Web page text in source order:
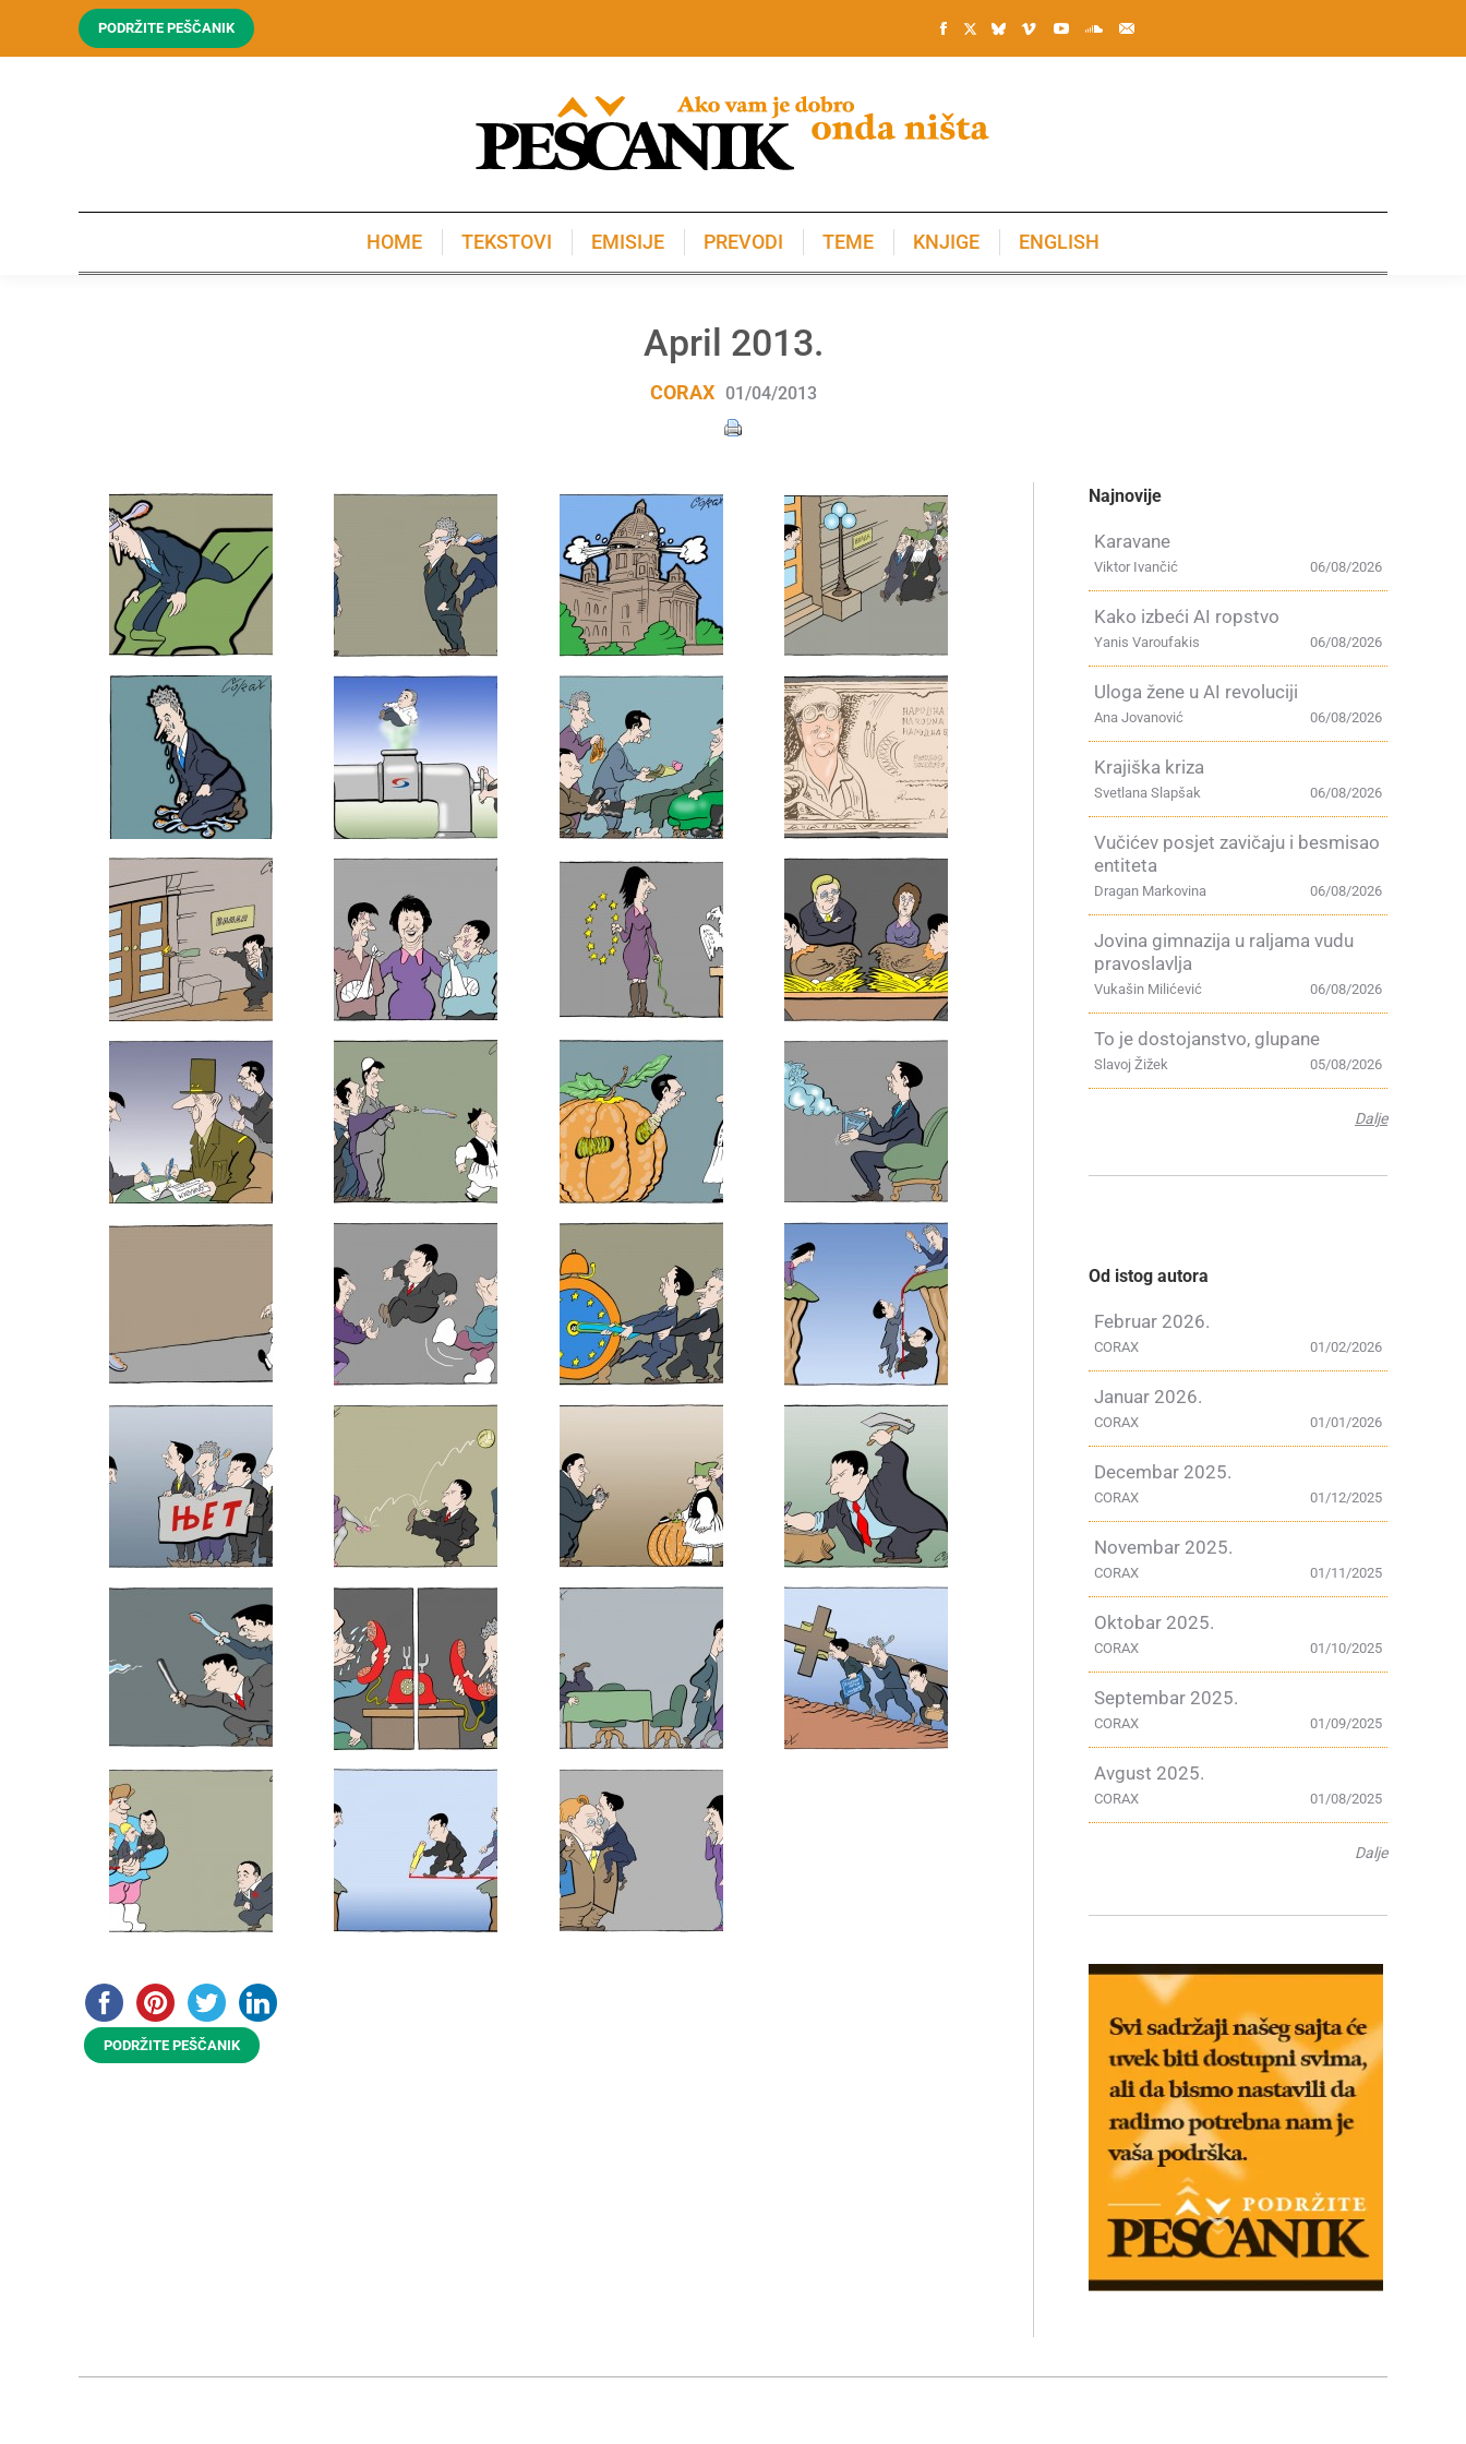
PODRŽITE PEŠČANIK
HOME TEKSTOVI EMISIJE PREVODI TEME KNJIGE ENGLISH
April 2013.
CORAX 01/04/2013
PODRŽITE PEŠČANIK
Najnovije
Karavane
06/08/2026
Viktor Ivančić
Kako izbeći AI ropstvo
06/08/2026
Yanis Varoufakis
Uloga žene u AI revoluciji
06/08/2026
Ana Jovanović
Krajiška kriza
06/08/2026
Svetlana Slapšak
Vučićev posjet zavičaju i besmisao
entiteta
06/08/2026
Dragan Markovina
Jovina gimnazija u raljama vudu
pravoslavlja
06/08/2026
Vukašin Milićević
To je dostojanstvo, glupane
05/08/2026
Slavoj Žižek
Dalje
Od istog autora
Februar 2026.
01/02/2026
CORAX
Januar 2026.
01/01/2026
CORAX
Decembar 2025.
01/12/2025
CORAX
Novembar 2025.
01/11/2025
CORAX
Oktobar 2025.
01/10/2025
CORAX
Septembar 2025.
01/09/2025
CORAX
Avgust 2025.
01/08/2025
CORAX
Dalje
KNJIGE ENGLISH